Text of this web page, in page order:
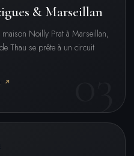
& Marseillan
Noilly Prat à Marseillan,
Thau se prête à un circuit
↗